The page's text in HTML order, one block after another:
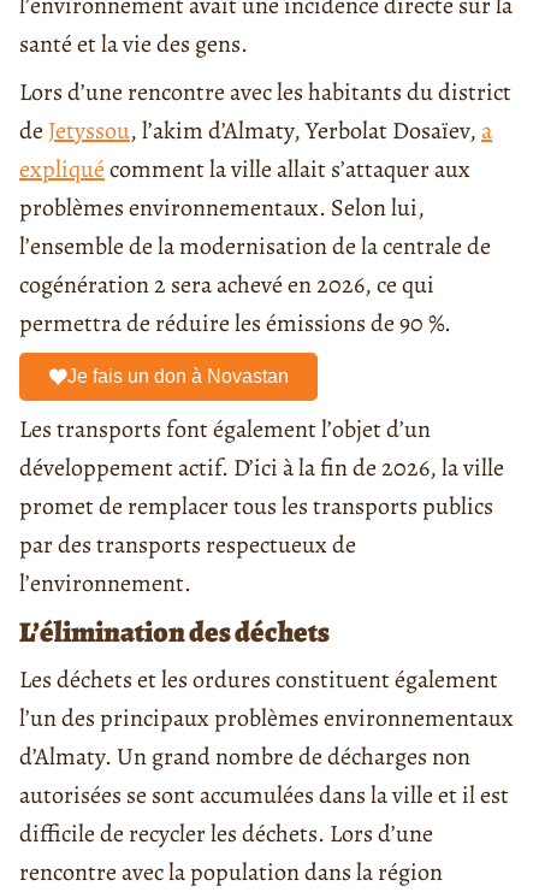
santé et la vie des gens.
Lors d’une rencontre avec les habitants du district
de Jetyssou, l’akim d’Almaty, Yerbolat Dosaïev,a
expliquécomment la ville allait s’attaquer aux
problèmes environnementaux. Selon lui,
l’ensemble de la modernisation de la centrale de
cogénération 2 sera achevé en 2026, ce qui
permettra de réduire les émissions de 90 %.
Je fais un don à Novastan
Les transports font également l’objet d’un
développement actif. D’ici à la fin de 2026, la ville
promet de remplacer tous les transports publics
par des transports respectueux de
l’environnement.
L’élimination des déchets
Les déchets et les ordures constituent également
l’un des principaux problèmes environnementaux
d’Almaty. Un grand nombre de décharges non
autorisées se sont accumulées dans la ville et il est
difficile de recycler les déchets. Lors d’une
rencontre avec la population dans la région